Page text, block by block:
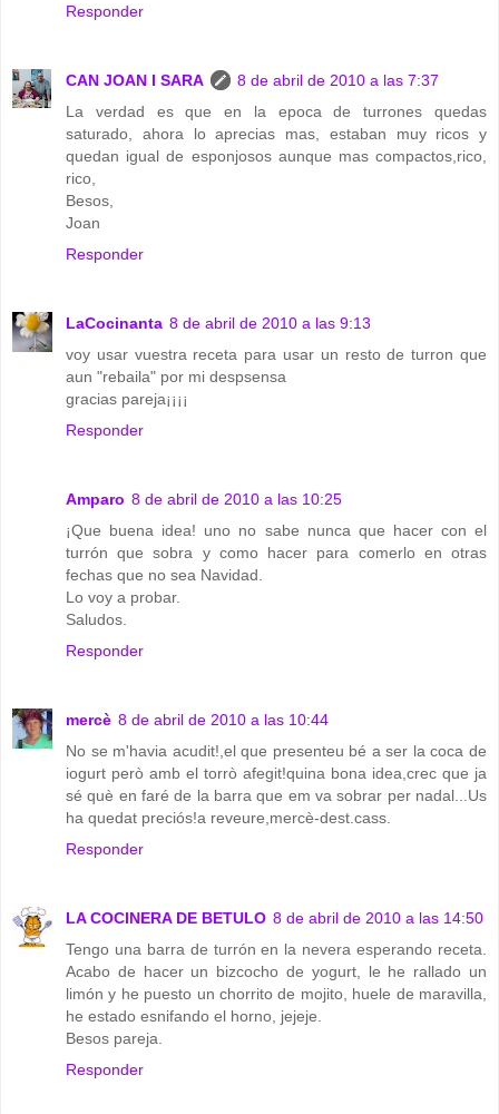
Responder
CAN JOAN I SARA
8 de abril de 2010 a las 7:37
La verdad es que en la epoca de turrones quedas
saturado, ahora lo aprecias mas, estaban muy ricos y
quedan igual de esponjosos aunque mas compactos,rico,
rico,
Besos,
Joan
Responder
LaCocinanta 8 de abril de 2010 a las 9:13
voy usar vuestra receta para usar un resto de turron que
aun "rebaila" por mi despsensa
gracias pareja¡¡¡¡
Responder
Amparo 8 de abril de 2010 a las 10:25
¡Que buena idea! uno no sabe nunca que hacer con el
turrón que sobra y como hacer para comerlo en otras
fechas que no sea Navidad.
Lo voy a probar.
Saludos.
Responder
mercè 8 de abril de 2010 a las 10:44
No se m'havia acudit!,el que presenteu bé a ser la coca de
iogurt però amb el torrò afegit!quina bona idea,crec que ja
sé què en faré de la barra que em va sobrar per nadal...Us
ha quedat preciós!a reveure,mercè-dest.cass.
Responder
LA COCINERA DE BETULO 8 de abril de 2010 a las 14:50
Tengo una barra de turrón en la nevera esperando receta.
Acabo de hacer un bizcocho de yogurt, le he rallado un
limón y he puesto un chorrito de mojito, huele de maravilla,
he estado esnifando el horno, jejeje.
Besos pareja.
Responder